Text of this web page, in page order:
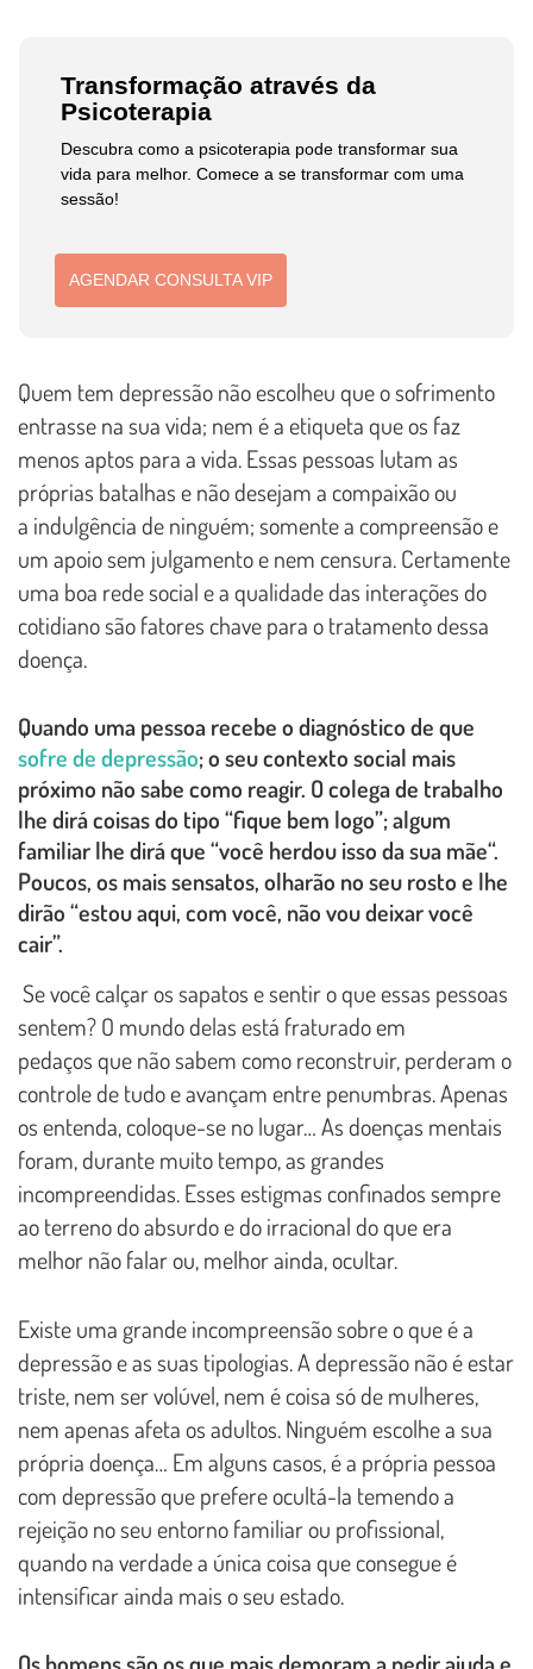
Transformação através da
Psicoterapia
Descubra como a psicoterapia pode transformar sua
vida para melhor. Comece a se transformar com uma
sessão!
AGENDAR CONSULTA VIP
Quem tem depressão não escolheu que o sofrimento
entrasse na sua vida; nem é a etiqueta que os faz
menos aptos para a vida. Essas pessoas lutam as
próprias batalhas e não desejam a compaixão ou
a indulgência de ninguém; somente a compreensão e
um apoio sem julgamento e nem censura. Certamente
uma boa rede social e a qualidade das interações do
cotidiano são fatores chave para o tratamento dessa
doença.
Quando uma pessoa recebe o diagnóstico de que
sofre de depressão; o seu contexto social mais
próximo não sabe como reagir. O colega de trabalho
lhe dirá coisas do tipo “fique bem logo”; algum
familiar lhe dirá que “você herdou isso da sua mãe“.
Poucos, os mais sensatos, olharão no seu rosto e lhe
dirão “estou aqui, com você, não vou deixar você
cair”.
Se você calçar os sapatos e sentir o que essas pessoas
sentem? O mundo delas está fraturado em
pedaços que não sabem como reconstruir, perderam o
controle de tudo e avançam entre penumbras. Apenas
os entenda, coloque-se no lugar… As doenças mentais
foram, durante muito tempo, as grandes
incompreendidas. Esses estigmas confinados sempre
ao terreno do absurdo e do irracional do que era
melhor não falar ou, melhor ainda, ocultar.
Existe uma grande incompreensão sobre o que é a
depressão e as suas tipologias. A depressão não é estar
triste, nem ser volúvel, nem é coisa só de mulheres,
nem apenas afeta os adultos. Ninguém escolhe a sua
própria doença… Em alguns casos, é a própria pessoa
com depressão que prefere ocultá-la temendo a
rejeição no seu entorno familiar ou profissional,
quando na verdade a única coisa que consegue é
intensificar ainda mais o seu estado.